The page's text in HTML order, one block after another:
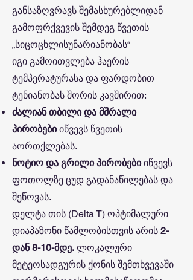
განსაზღვრავს შემასხურებლიდან
გამოფრქვევის შემდეგ წვეთის
„სიცოცხლისუნარიანობას“
იგი გამოითვლება ჰაერის
ტემპერატურასა და ფარდობით
ტენიანობას შორის კავშირით:
ძალიან თბილი და მშრალი
პირობებიიწვევს წვეთის
აორთქლებას.
ნოტიო და გრილი პირობებიიწვევს
ფოთოლზე ცუდ გადანაწილებას და
შეწოვას.
დელტა თის (Delta T) ოპტიმალური
დიაპაზონი წამლობისთვის არის 2-
დან 8-10-მდე. ლოკალური
მეტეოსადგურის ქონის შემთხვევაში